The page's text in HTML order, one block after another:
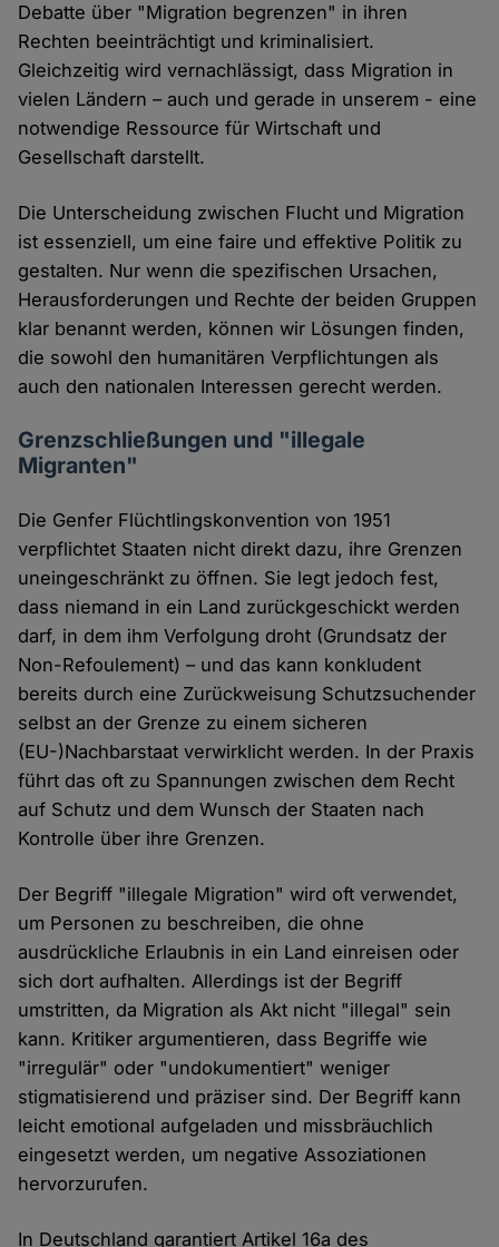
Debatte über "Migration begrenzen" in ihren
Rechten beeinträchtigt und kriminalisiert.
Gleichzeitig wird vernachlässigt, dass Migration in
vielen Ländern – auch und gerade in unserem - eine
notwendige Ressource für Wirtschaft und
Gesellschaft darstellt.
Die Unterscheidung zwischen Flucht und Migration
ist essenziell, um eine faire und effektive Politik zu
gestalten. Nur wenn die spezifischen Ursachen,
Herausforderungen und Rechte der beiden Gruppen
klar benannt werden, können wir Lösungen finden,
die sowohl den humanitären Verpflichtungen als
auch den nationalen Interessen gerecht werden.
Grenzschließungen und "illegale
Migranten"
Die Genfer Flüchtlingskonvention von 1951
verpflichtet Staaten nicht direkt dazu, ihre Grenzen
uneingeschränkt zu öffnen. Sie legt jedoch fest,
dass niemand in ein Land zurückgeschickt werden
darf, in dem ihm Verfolgung droht (Grundsatz der
Non-Refoulement) – und das kann konkludent
bereits durch eine Zurückweisung Schutzsuchender
selbst an der Grenze zu einem sicheren
(EU-)Nachbarstaat verwirklicht werden. In der Praxis
führt das oft zu Spannungen zwischen dem Recht
auf Schutz und dem Wunsch der Staaten nach
Kontrolle über ihre Grenzen.
Der Begriff "illegale Migration" wird oft verwendet,
um Personen zu beschreiben, die ohne
ausdrückliche Erlaubnis in ein Land einreisen oder
sich dort aufhalten. Allerdings ist der Begriff
umstritten, da Migration als Akt nicht "illegal" sein
kann. Kritiker argumentieren, dass Begriffe wie
"irregulär" oder "undokumentiert" weniger
stigmatisierend und präziser sind. Der Begriff kann
leicht emotional aufgeladen und missbräuchlich
eingesetzt werden, um negative Assoziationen
hervorzurufen.
In Deutschland garantiert Artikel 16a des